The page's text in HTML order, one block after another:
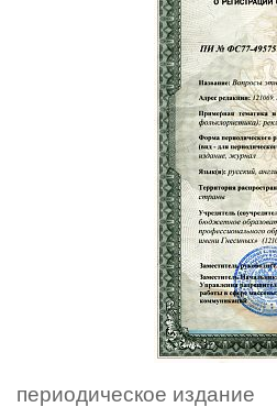
периодическое издание